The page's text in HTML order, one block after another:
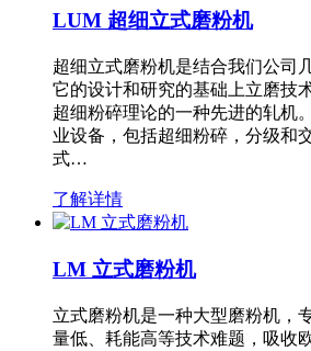
LUM 超细立式磨粉机
超细立式磨粉机是结合我们公司
它的设计和研究的基础上立磨技
超细粉碎理论的一种先进的轧机
业设备，包括超细粉碎，分级和
式…
了解详情
LM 立式磨粉机
立式磨粉机是一种大型磨粉机，
量低、耗能高等技术难题，吸收